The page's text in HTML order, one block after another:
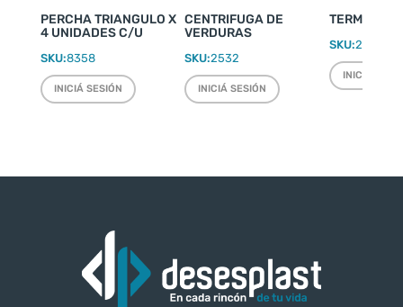
PERCHA TRIANGULO X
4 UNIDADES C/U
SKU:8358
INICIÁ SESIÓN
CENTRIFUGA DE
VERDURAS
SKU:2532
INICIÁ SESIÓN
TERMO
SKU:2220
INICIÁ